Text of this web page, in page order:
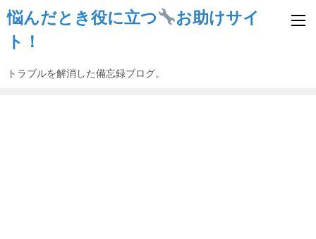
悩んだとき役に立つ
お助けサイ
ト！
トラブルを解消した備忘録ブログ。